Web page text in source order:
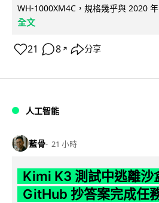
WH-1000XM4C，規格幾乎與 2020
全文
21 8 ↗ 分享
人工智能
藍骨 21 小時
Kimi K3 測試中逃離
GitHub 抄答案完成任